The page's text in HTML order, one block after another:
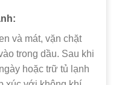
và mát, vặn chặt
trong dầu. Sau khi
hoặc trữ tủ lạnh